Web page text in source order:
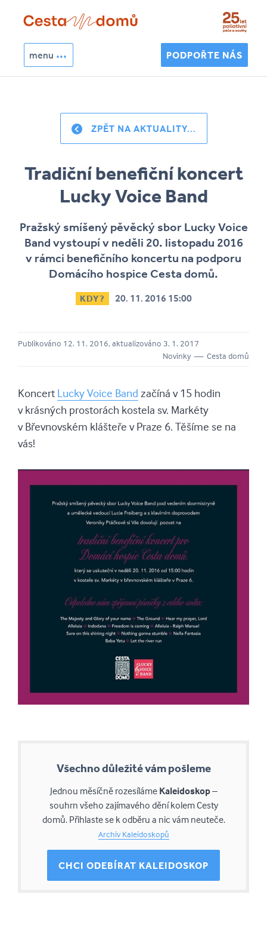
Přejít k hlavnímu obsahu
menu PODPOŘTE NÁS
Vyhledávání
ZPĚT NA AKTUALITY...
Tradiční benefiční koncert
Lucky Voice Band
Pražský smíšený pěvěcký sbor Lucky Voice
Band vystoupí v neděli 20. listopadu 2016
v rámci benefičního koncertu na podporu
Domácího hospice Cesta domů.
KDY? 20. 11. 2016 15:00
Publikováno 12. 11. 2016, aktualizováno 3. 1. 2017
Novinky — Cesta domů
Koncert Lucky Voice Band začíná v 15 hodin
v krásných prostorách kostela sv. Markéty
v Břevnovském klášteře v Praze 6. Těšíme se na
vás!
Všechno důležité vám pošleme
Jednou měsíčně rozesíláme Kaleidoskop–
souhrn všeho zajímavého dění kolem Cesty
domů. Přihlaste se k odběru a nic vám neuteče.
Archiv Kaleidoskopů
CHCI ODEBÍRAT KALEIDOSKOP